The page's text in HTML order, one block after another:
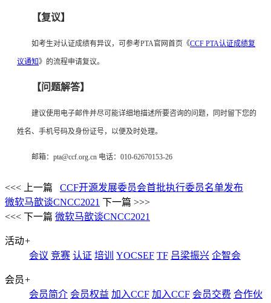
【复议】
如考生对认证成绩有异议，可参考PTA官网首页《CCF PTA认证成绩复
议通知》的流程申请复议。
【问题解答】
建议使用电子邮件并尽可能详细地描述所要咨询的问题，同时留下您的
姓名、手机号码及身份证号，以便及时处理。
邮箱： pta@ccf.org.cn 电话：010-62670153-26
<<< 上一篇
CCF开源发展委员会首批执行委员名单发布
微软马歆谈CNCC2021 下一篇 >>>
<<< 下一篇 微软马歆谈CNCC2021
活动+
会议 竞赛 认证 培训 YOCSEF TF 吕梁振兴 企智会
会员+
会员简介 会员权益 加入CCF 加入CCF 会员交费 合作伙